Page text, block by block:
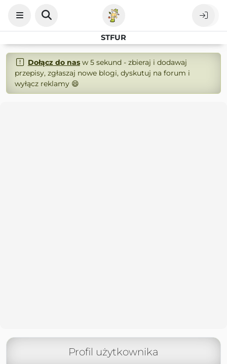
STFUR
Dołącz do nasw 5 sekund - zbieraj i dodawaj
przepisy, zgłaszaj nowe blogi, dyskutuj na forum i
wyłącz reklamy 😄
Profil użytkownika